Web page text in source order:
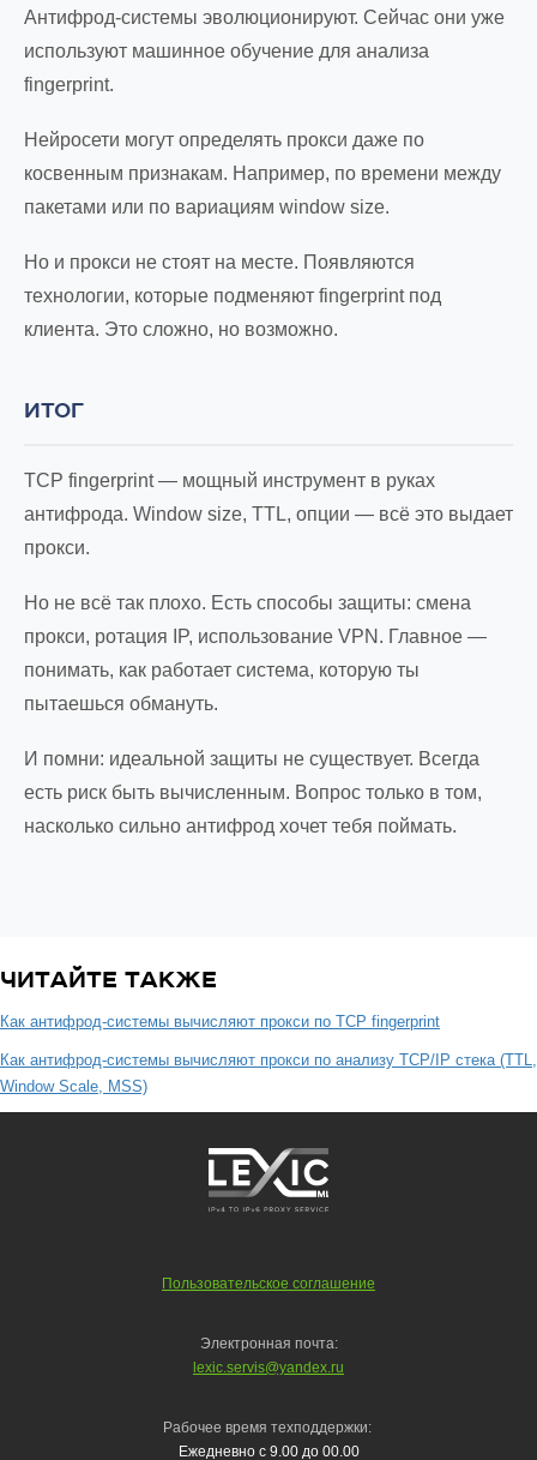
Антифрод-системы эволюционируют. Сейчас они уже
используют машинное обучение для анализа
fingerprint.
Нейросети могут определять прокси даже по
косвенным признакам. Например, по времени между
пакетами или по вариациям window size.
Но и прокси не стоят на месте. Появляются
технологии, которые подменяют fingerprint под
клиента. Это сложно, но возможно.
ИТОГ
TCP fingerprint — мощный инструмент в руках
антифрода. Window size, TTL, опции — всё это выдает
прокси.
Но не всё так плохо. Есть способы защиты: смена
прокси, ротация IP, использование VPN. Главное —
понимать, как работает система, которую ты
пытаешься обмануть.
И помни: идеальной защиты не существует. Всегда
есть риск быть вычисленным. Вопрос только в том,
насколько сильно антифрод хочет тебя поймать.
ЧИТАЙТЕ ТАКЖЕ
Как антифрод-системы вычисляют прокси по TCP fingerprint
Как антифрод-системы вычисляют прокси по анализу TCP/IP стека (TTL,
Window Scale, MSS)
Пользовательское соглашение
Электронная почта:
lexic.servis@yandex.ru
Рабочее время техподдержки:
Ежедневно с 9.00 до 00.00